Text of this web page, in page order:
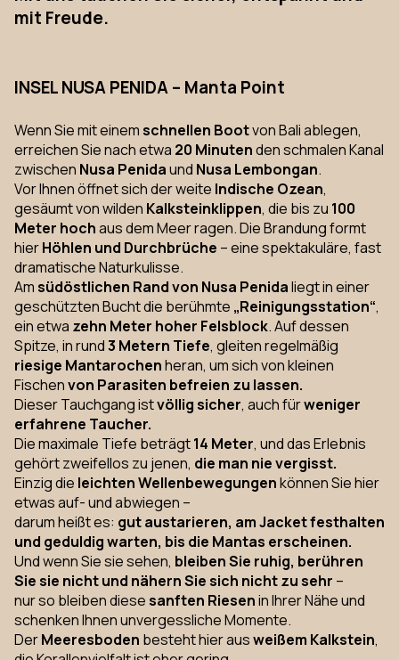
mit Freude.
INSEL NUSA PENIDA – Manta Point
Wenn Sie mit einemschnellen Bootvon Bali ablegen,
erreichen Sie nach etwa 20 Minutenden schmalen Kanal
zwischen Nusa Penidaund Nusa Lembongan.
Vor Ihnen öffnet sich der weite Indische Ozean,
gesäumt von wilden Kalksteinklippen, die bis zu 100
Meter hochaus dem Meer ragen. Die Brandung formt
hierHöhlen und Durchbrüche – eine spektakuläre, fast
dramatische Naturkulisse.
Amsüdöstlichen Rand von Nusa Penidaliegt in einer
geschützten Bucht die berühmte „Reinigungsstation“,
ein etwa zehn Meter hoher Felsblock. Auf dessen
Spitze, in rund3 Metern Tiefe, gleiten regelmäßig
riesige Mantarochenheran, um sich von kleinen
Fischenvon Parasiten befreien zu lassen.
Dieser Tauchgang istvöllig sicher, auch fürweniger
erfahrene Taucher.
Die maximale Tiefe beträgt14 Meter, und das Erlebnis
gehört zweifellos zu jenen, die man nie vergisst.
Einzig die leichten Wellenbewegungenkönnen Sie hier
etwas auf- und abwiegen –
darum heißt es: gut austarieren, am Jacket festhalten
und geduldig warten, bis die Mantas erscheinen.
Und wenn Sie sie sehen, bleiben Sie ruhig, berühren
Sie sie nicht und nähern Sie sich nicht zu sehr –
nur so bleiben diesesanften Riesenin Ihrer Nähe und
schenken Ihnen unvergessliche Momente.
DerMeeresboden besteht hier ausweißem Kalkstein,